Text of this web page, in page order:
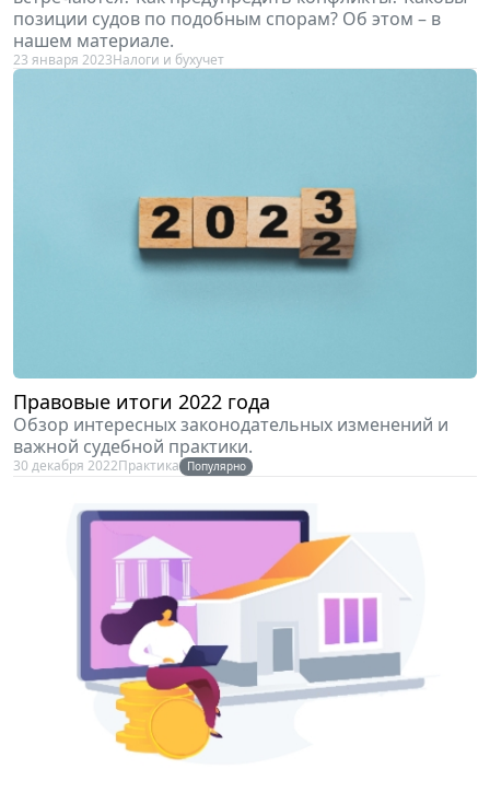
позиции судов по подобным спорам? Об этом – в
нашем материале.
23 января 2023Налоги и бухучет
Правовые итоги 2022 года
Обзор интересных законодательных изменений и
важной судебной практики.
30 декабря 2022Практика Популярно